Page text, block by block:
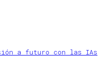
a futuro con las IAs